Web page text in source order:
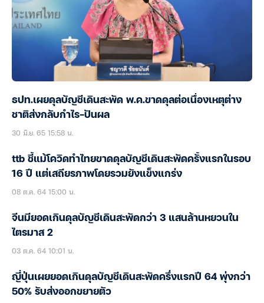
ธปท.เผยดุลบัญชีเดินสะพัด พ.ค.ขาดดุลต่อเนื่องเหตุต่าง
ชาติส่งกลับกำไร-ปันผล
30 มิ.ย. 65 15:58 น.
ttb ชี้แม้โควิดทำไทยขาดดุลบัญชีเดินสะพัดครั้งแรกในรอบ
16 ปี แต่เสถียรภาพโดยรวมยังแข็งแกร่ง
08 ต.ค. 64 15:00 น.
จีนมียอดเกินดุลบัญชีเดินสะพัดกว่า 3 แสนล้านหยวนใน
ไตรมาส 2
03 ต.ค. 64 10:01 น.
ญี่ปุ่นเผยยอดเกินดุลบัญชีเดินสะพัดครึ่งแรกปี 64 พุ่งกว่า
50% รับส่งออกขยายตัว